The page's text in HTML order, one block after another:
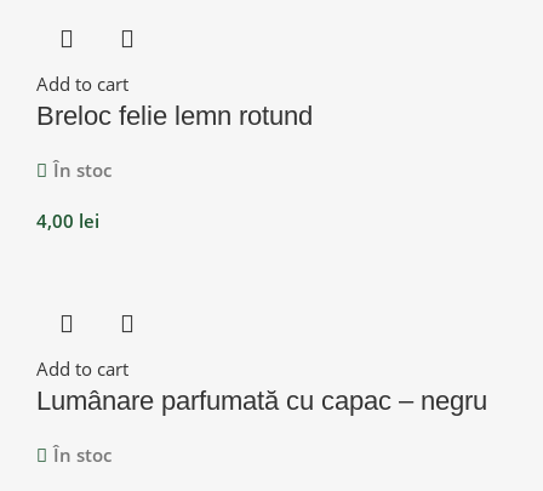
Add to cart
Breloc felie lemn rotund
În stoc
4,00 lei
Add to cart
Lumânare parfumată cu capac – negru
În stoc